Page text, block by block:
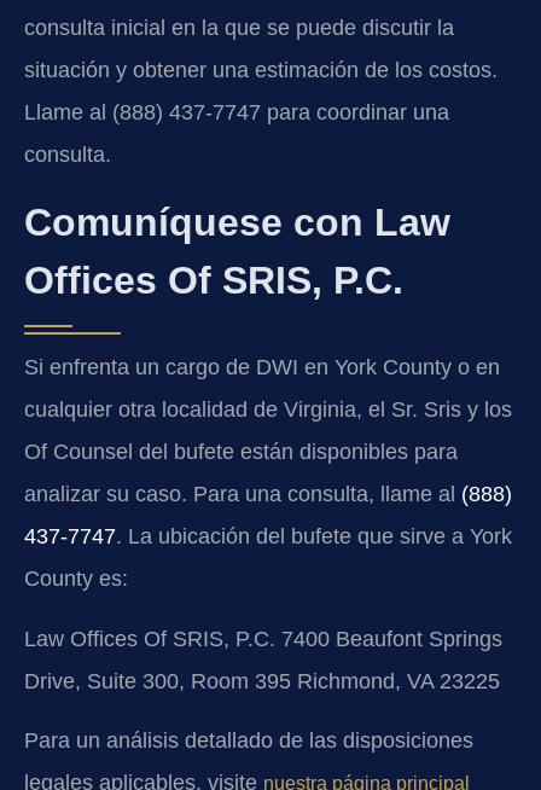
consulta inicial en la que se puede discutir la
situación y obtener una estimación de los costos.
Llame al (888) 437‑7747 para coordinar una
consulta.
Comuníquese con Law
Offices Of SRIS, P.C.
Si enfrenta un cargo de DWI en York County o en
cualquier otra localidad de Virginia, el Sr. Sris y los
Of Counsel del bufete están disponibles para
analizar su caso. Para una consulta, llame al (888)
437‑7747. La ubicación del bufete que sirve a York
County es:
Law Offices Of SRIS, P.C. 7400 Beaufont Springs
Drive, Suite 300, Room 395 Richmond, VA 23225
Para un análisis detallado de las disposiciones
legales aplicables, visite nuestra página principal